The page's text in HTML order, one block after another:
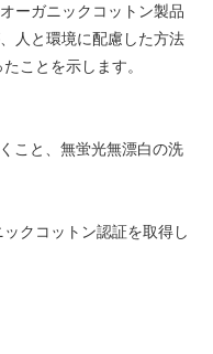
ーガニックコットン製品
人と環境に配慮した方法
ことを示します。
こと、無蛍光無漂白の洗
クコットン認証を取得し